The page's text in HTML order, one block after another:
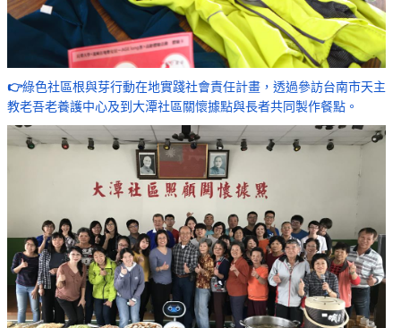
👉綠色社區根與芽行動在地實踐社會責任計畫，透過參訪台南市天主
教老吾老養護中心及到大潭社區關懷據點與長者共同製作餐點。